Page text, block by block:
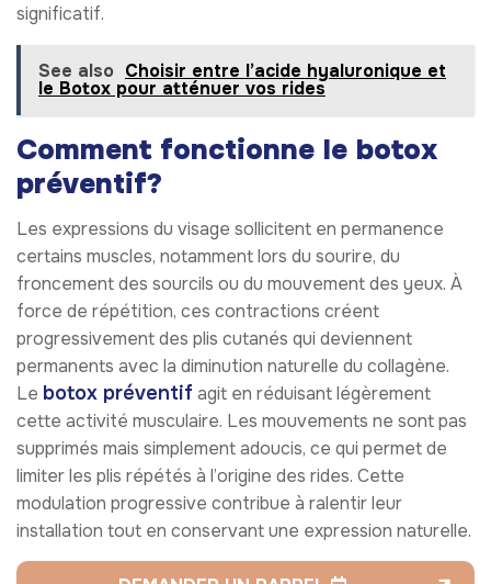
significatif.
See also Choisir entre l’acide hyaluronique et
le Botox pour atténuer vos rides
Comment fonctionne le botox
préventif?
Les expressions du visage sollicitent en permanence
certains muscles, notamment lors du sourire, du
froncement des sourcils ou du mouvement des yeux. À
force de répétition, ces contractions créent
progressivement des plis cutanés qui deviennent
permanents avec la diminution naturelle du collagène.
Le botox préventif agit en réduisant légèrement
cette activité musculaire. Les mouvements ne sont pas
supprimés mais simplement adoucis, ce qui permet de
limiter les plis répétés à l’origine des rides. Cette
modulation progressive contribue à ralentir leur
installation tout en conservant une expression naturelle.